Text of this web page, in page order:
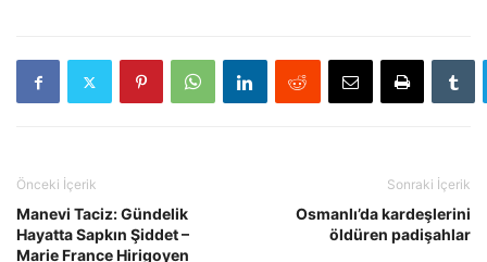
Önceki İçerik
Manevi Taciz: Gündelik
Hayatta Sapkın Şiddet –
Marie France Hirigoyen
Sonraki İçerik
Osmanlı’da kardeşlerini
öldüren padişahlar